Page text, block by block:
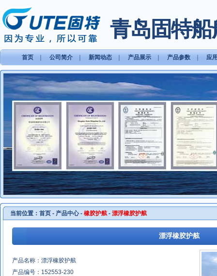
青岛固特
首页 公司简介 新闻动态 产品展示 产品参数 应
当前位置： 首页 - 产品中心- 橡胶护舷 - 漂浮橡胶护舷
漂浮橡胶护舷
产品名称：漂浮橡胶护舷
产品编号：152553-230